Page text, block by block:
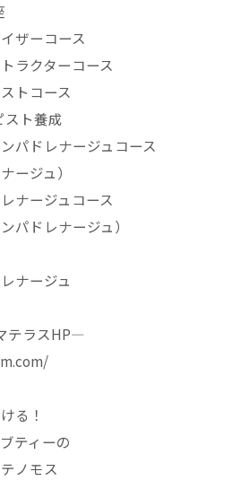
ザーコース
ラクターコース
トコース
スト養成
パドレナージュコース
ージュ）
ナージュコース
パドレナージュ）
ナージュ
テラスHP—
る！
ティーの
ノモス